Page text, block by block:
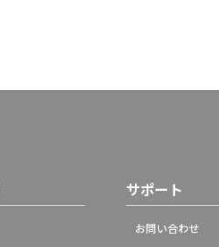
サポート
お問い合わせ